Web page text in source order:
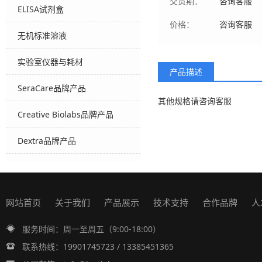
ELISA试剂盒
无机标准溶液
实验室仪器与耗材
SeraCare品牌产品
Creative Biolabs品牌产品
Dextra品牌产品
价格： 咨询客服
产品描述
其他规格请咨询客服
网站首页 关于我们 产品展示 技术支持 合作品牌
服务时间：周一至周五（9:00-18:00）
联系热线：19901745723 / 13385451365